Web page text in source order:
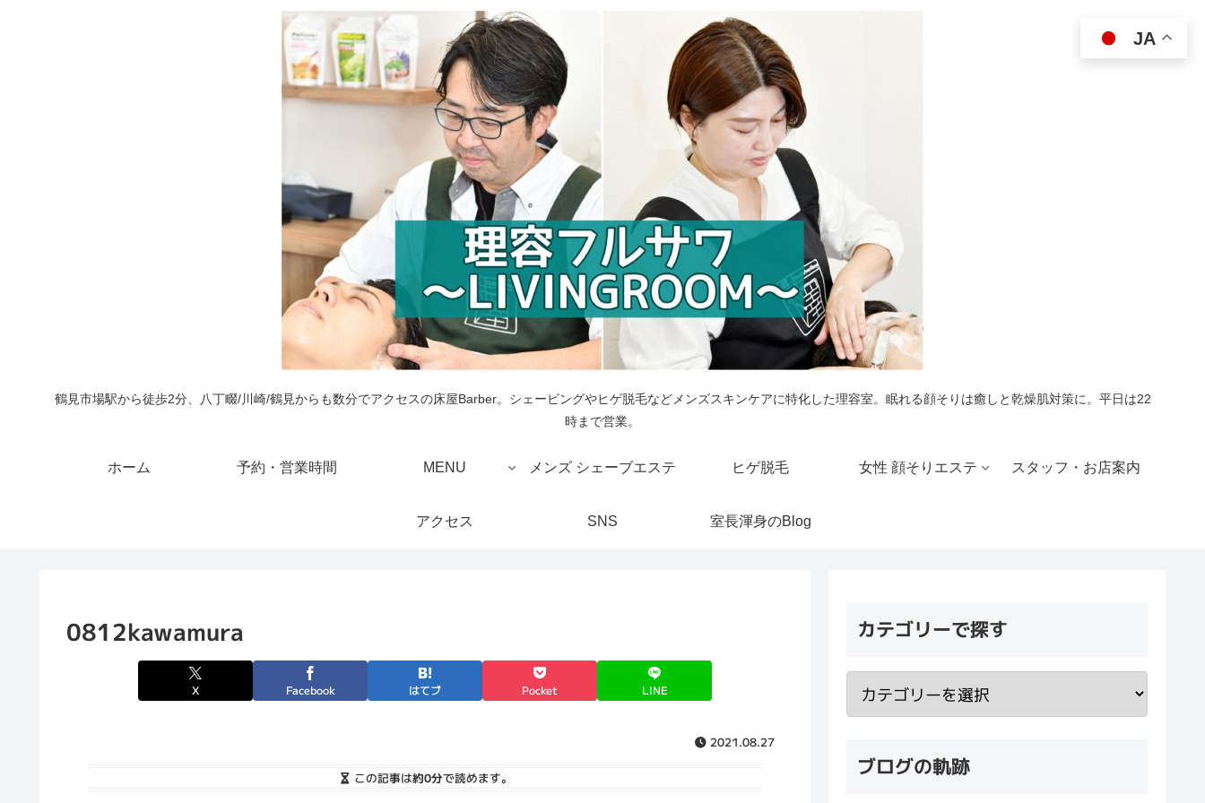
鶴見市場駅から徒歩2分、八丁畷/川崎/鶴見からも数分でアクセスの床屋Barber。シェービングやヒゲ脱毛などメンズスキンケアに特化した理容室。眠れる顔そりは癒しと乾燥肌対策に。平日は22
時まで営業。
ホーム 予約・営業時間 MENU メンズ シェーブエステ ヒゲ脱毛 女性 顔そりエステ スタッフ・お店案内
アクセス SNS 室長渾身のBlog
0812kawamura
X Facebook はてブ Pocket LINE
2021.08.27
この記事は約0分で読めます。
カテゴリーで探す
ブログの軌跡
JA